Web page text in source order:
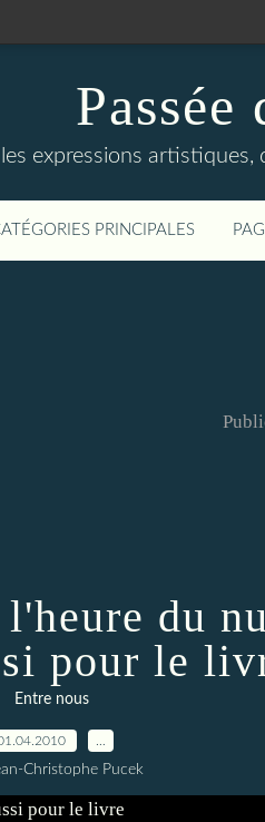
Passée
expressions
PRINCIPALES
du
pour le
Entre nous
Christophe Pucek